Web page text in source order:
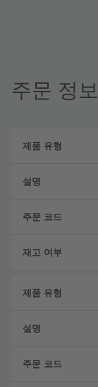
주문 정보
품
설